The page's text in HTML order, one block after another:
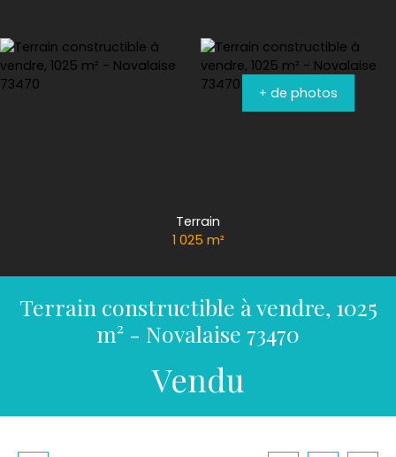
+ de photos
Terrain
1 025 m²
Terrain constructible à vendre, 1025
m² - Novalaise 73470
Vendu